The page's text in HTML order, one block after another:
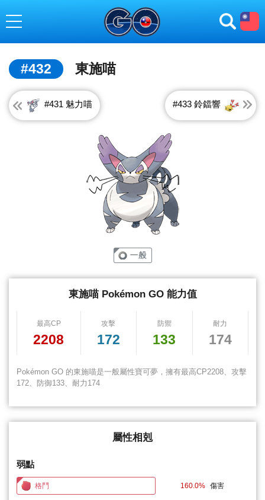
toggle navigation
#432 東施喵
#431 魅力喵 #433 鈴鐺響
東施喵 Pokémon GO 能力值
最高CP
2208
攻擊
172
防禦
133
耐力
174
Pokémon GO 的東施喵是一般屬性寶可夢，擁有最高CP2208、攻擊
172、防御133、耐力174
屬性相剋
弱點
格鬥 160.0% 傷害